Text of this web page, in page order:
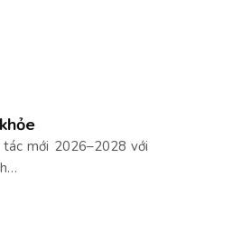
mới 2026–2028 với